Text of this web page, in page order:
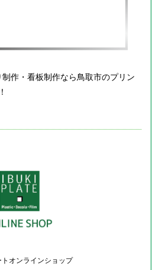
作・看板制作なら鳥取市のプリン
オンラインショップ